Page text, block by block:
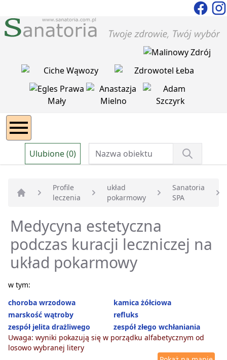
Ulubione (0)
Strona główna
Profile
leczenia
układ
pokarmowy
Sanatoria
SPA
Medycyna estetyczna
podczas kuracji leczniczej na
układ pokarmowy
w tym:
choroba wrzodowa
kamica żółciowa
marskość wątroby
refluks
zespół jelita drażliwego
zespół złego wchłaniania
Uwaga: wyniki pokazują się w porządku alfabetycznym od
losowo wybranej litery